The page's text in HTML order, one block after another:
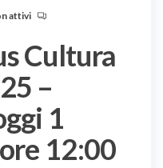
attivi
Cultura
–
1
12:00